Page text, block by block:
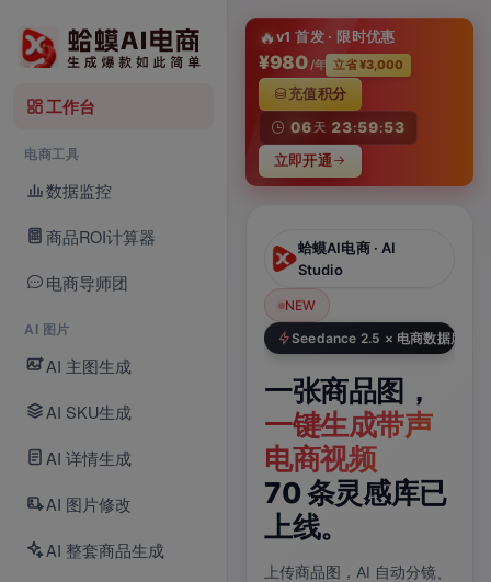
工作台
电商工具
数据监控
商品ROI计算器
电商导师团
AI 图片
AI 主图生成
AI SKU生成
AI 详情生成
AI 图片修改
AI 整套商品生成
🔥v1 首发 · 限时优惠
¥980/年 立省 ¥3,000
06 天 23:59:53
充值积分
立即开通
蛤蟆AI电商 · AI Video
NEW
Seedance
2.5，
型
正式上线。
AI 电商视频与爆款视频复刻
蛤蟆AI电商 · AI
Studio
NEW
Seedance 2.5 × 电商数据库
一张商品图，
一键生成带声
电商视频
70 条灵感库已
上线。
上传商品图，AI 自动分镜、